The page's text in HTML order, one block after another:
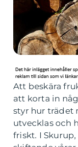
Att beskära
att korta in
styr hur trädet
utvecklas och
friskt. I